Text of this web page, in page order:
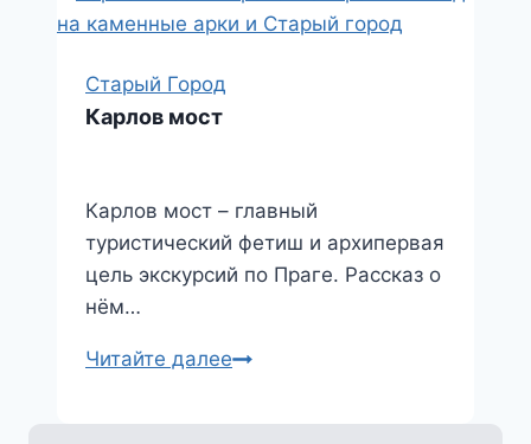
Старый Город
Карлов мост
Карлов мост – главный
туристический фетиш и архипервая
цель экскурсий по Праге. Рассказ о
нём…
Читайте далееКарлов